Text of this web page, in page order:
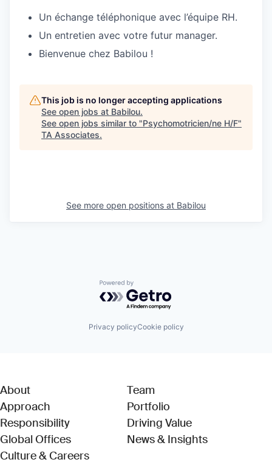
Un échange téléphonique avec l’équipe RH.
Un entretien avec votre futur manager.
Bienvenue chez Babilou !
This job is no longer accepting applications
See open jobs at Babilou.
See open jobs similar to "Psychomotricien/ne H/F"
TA Associates.
See more open positions at Babilou
Powered by Getro.com
Privacy policyCookie policy
About
Approach
Responsibility
Global Offices
Culture & Careers
Team
Portfolio
Driving Value
News & Insights